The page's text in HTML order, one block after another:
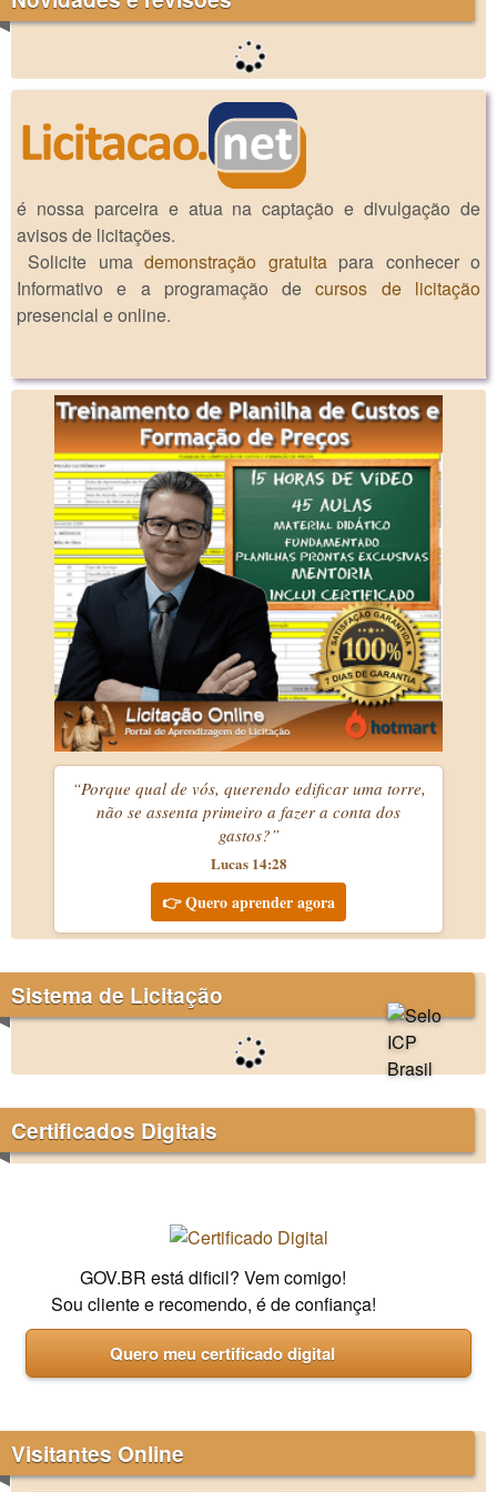
é nossa parceira e atua na captação e divulgação de
avisos de licitações.
Solicite umademonstração gratuitapara conhecer o
Informativo e a programação decursos de licitação
presencial e online.
“Porque qual de vós, querendo edificar uma torre,
não se assenta primeiro a fazer a conta dos
gastos?”
Lucas 14:28
👉 Quero aprender agora
Sistema de Licitação
Certificados Digitais
GOV.BR está dificil? Vem comigo!
Sou cliente e recomendo, é de confiança!
Quero meu certificado digital
Visitantes Online